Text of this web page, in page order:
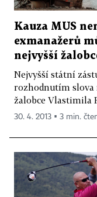
Kauza MUS
exmanažerů
nejvyšší
Nejvyšší státní
rozhodnutím slova
žalobce Vlastimila
30. 4. 2013 ▪ 3 min.